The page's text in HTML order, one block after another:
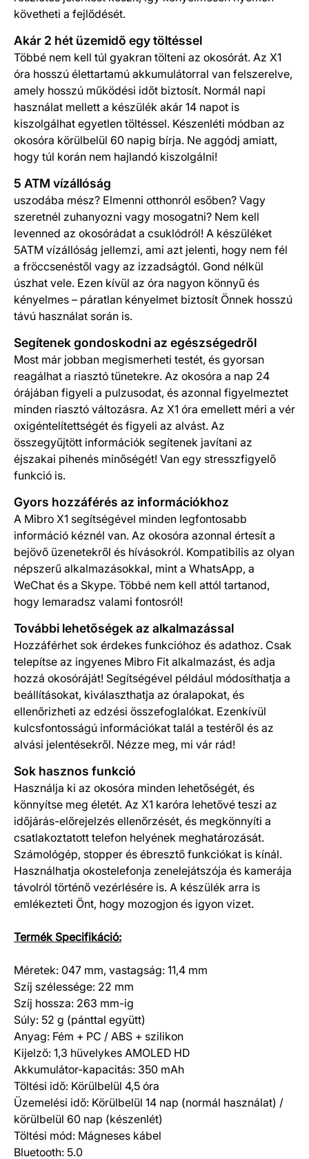
követheti a fejlődését.
Akár 2 hét üzemidő egy töltéssel
Többé nem kell túl gyakran tölteni az okosórát. Az X1
óra hosszú élettartamú akkumulátorral van felszerelve,
amely hosszú működési időt biztosít. Normál napi
használat mellett a készülék akár 14 napot is
kiszolgálhat egyetlen töltéssel. Készenléti módban az
okosóra körülbelül 60 napig bírja. Ne aggódj amiatt,
hogy túl korán nem hajlandó kiszolgálni!
5 ATM vízállóság
uszodába mész? Elmenni otthonról esőben? Vagy
szeretnél zuhanyozni vagy mosogatni? Nem kell
levenned az okosórádat a csuklódról! A készüléket
5ATM vízállóság jellemzi, ami azt jelenti, hogy nem fél
a fröccsenéstől vagy az izzadságtól. Gond nélkül
úszhat vele. Ezen kívül az óra nagyon könnyű és
kényelmes – páratlan kényelmet biztosít Önnek hosszú
távú használat során is.
Segítenek gondoskodni az egészségedről
Most már jobban megismerheti testét, és gyorsan
reagálhat a riasztó tünetekre. Az okosóra a nap 24
órájában figyeli a pulzusodat, és azonnal figyelmeztet
minden riasztó változásra. Az X1 óra emellett méri a vér
oxigéntelítettségét és figyeli az alvást. Az
összegyűjtött információk segítenek javítani az
éjszakai pihenés minőségét! Van egy stresszfigyelő
funkció is.
Gyors hozzáférés az információkhoz
A Mibro X1 segítségével minden legfontosabb
információ kéznél van. Az okosóra azonnal értesít a
bejövő üzenetekről és hívásokról. Kompatibilis az olyan
népszerű alkalmazásokkal, mint a WhatsApp, a
WeChat és a Skype. Többé nem kell attól tartanod,
hogy lemaradsz valami fontosról!
További lehetőségek az alkalmazással
Hozzáférhet sok érdekes funkcióhoz és adathoz. Csak
telepítse az ingyenes Mibro Fit alkalmazást, és adja
hozzá okosóráját! Segítségével például módosíthatja a
beállításokat, kiválaszthatja az óralapokat, és
ellenőrizheti az edzési összefoglalókat. Ezenkívül
kulcsfontosságú információkat talál a testéről és az
alvási jelentésekről. Nézze meg, mi vár rád!
Sok hasznos funkció
Használja ki az okosóra minden lehetőségét, és
könnyítse meg életét. Az X1 karóra lehetővé teszi az
időjárás-előrejelzés ellenőrzését, és megkönnyíti a
csatlakoztatott telefon helyének meghatározását.
Számológép, stopper és ébresztő funkciókat is kínál.
Használhatja okostelefonja zenelejátszója és kamerája
távolról történő vezérlésére is. A készülék arra is
emlékezteti Önt, hogy mozogjon és igyon vizet.
Termék Specifikáció:
Méretek: 047 mm, vastagság: 11,4 mm
Szíj szélessége: 22 mm
Szíj hossza: 263 mm-ig
Súly: 52 g (pánttal együtt)
Anyag: Fém + PC / ABS + szilikon
Kijelző: 1,3 hüvelykes AMOLED HD
Akkumulátor-kapacitás: 350 mAh
Töltési idő: Körülbelül 4,5 óra
Üzemelési idő: Körülbelül 14 nap (normál használat) /
körülbelül 60 nap (készenlét)
Töltési mód: Mágneses kábel
Bluetooth: 5.0